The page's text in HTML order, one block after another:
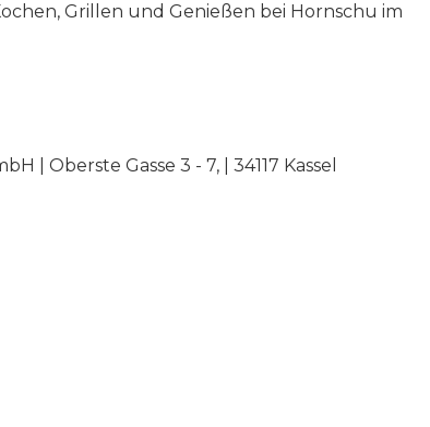
Grillen und Genießen bei Hornschu im
| Oberste Gasse 3 - 7, | 34117 Kassel